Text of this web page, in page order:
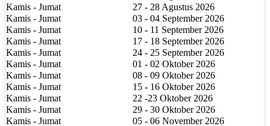
Kamis - Jumat
27 - 28 Agustus 2026
Kamis - Jumat
03 - 04 September 2026
Kamis - Jumat
10 - 11 September 2026
Kamis - Jumat
17 - 18 September 2026
Kamis - Jumat
24 - 25 September 2026
Kamis - Jumat
01 - 02 Oktober 2026
Kamis - Jumat
08 - 09 Oktober 2026
Kamis - Jumat
15 - 16 Oktober 2026
Kamis - Jumat
22 -23 Oktober 2026
Kamis - Jumat
29 - 30 Oktober 2026
Kamis - Jumat
05 - 06 November 2026